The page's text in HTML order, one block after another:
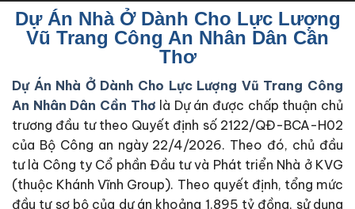
Dự Án Nhà Ở Dành Cho Lực Lượng
Vũ Trang Công An Nhân Dân Cần
Thơ
Dự Án Nhà Ở Dành Cho Lực Lượng Vũ Trang Công
An Nhân Dân Cần Thơ là Dự án được chấp thuận chủ
trương đầu tư theo Quyết định số 2122/QĐ-BCA-H02
của Bộ Công an ngày 22/4/2026. Theo đó, chủ đầu
tư là Công ty Cổ phần Đầu tư và Phát triển Nhà ở KVG
(thuộc Khánh Vĩnh Group). Theo quyết định, tổng mức
đầu tư sơ bộ của dự án khoảng 1.895 tỷ đồng, sử dụng